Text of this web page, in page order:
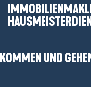
KOMMEN UND